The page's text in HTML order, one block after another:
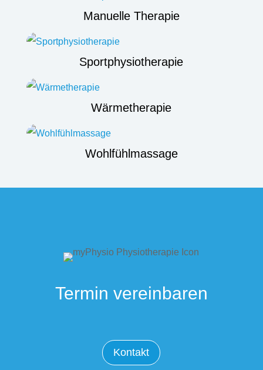
Manuelle Therapie
Sportphysiotherapie
Wärmetherapie
Wohlfühlmassage
Termin vereinbaren
Kontakt